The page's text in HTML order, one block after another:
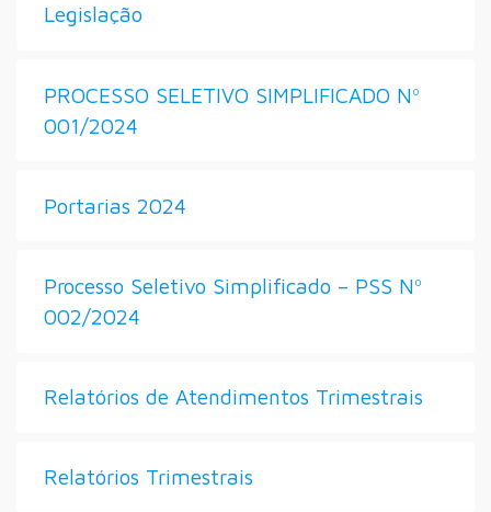
Legislação
PROCESSO SELETIVO SIMPLIFICADO Nº
001/2024
Portarias 2024
Processo Seletivo Simplificado – PSS Nº
002/2024
Relatórios de Atendimentos Trimestrais
Relatórios Trimestrais